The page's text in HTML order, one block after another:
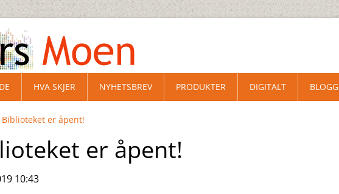
Biblioteket er åpent!
er åpent!
10:43
HVA SKJER NYHETSBREV PRODUKTER DIGITALT BLOGG